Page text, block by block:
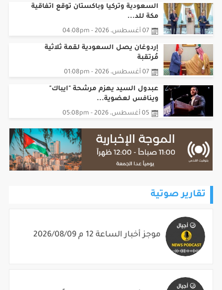
السعودية وتركيا وباكستان توقع اتفاقية
مكة للد...
07 أغسطس، 2026 - 04:08pm
إردوغان يصل السعودية لقمة ثلاثية
مُرتقبة
07 أغسطس، 2026 - 01:08pm
عبدول السيد يهزم مرشحة "ايباك"
وينافس لعضوية...
05 أغسطس، 2026 - 05:08pm
تقارير صوتية
موجز أخبار الساعة 12 م 2026/08/09